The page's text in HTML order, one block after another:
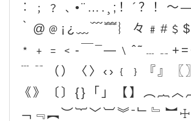
︰﹔﹖﹑•¨….¸;！´？！～
｀@﹫¡¿﹏﹋﹌︴々
﹡﹢﹦﹤‐￣
﹉﹊（）〈〉‹›﹛﹜『』〖
《》〔〕{}「」【】